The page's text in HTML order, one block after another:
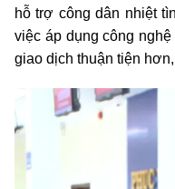
hỗ trợ công dân nhiệt
việc áp dụng công
giao dịch thuận tiện